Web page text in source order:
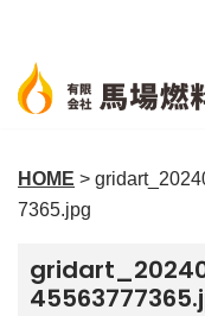
ン
テ
ン
へ
ス
ッ
プ
HOME >
7365.jpg